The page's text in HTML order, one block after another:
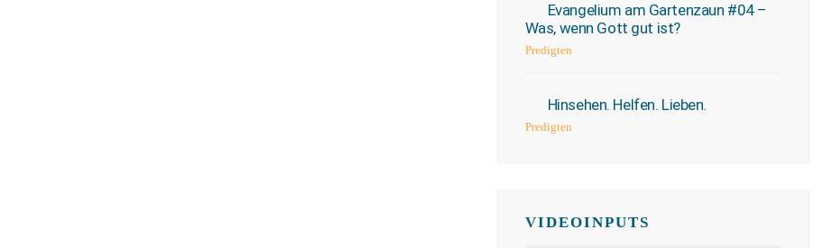
Evangelium am Gartenzaun #04 –
Was, wenn Gott gut ist?
Predigten
Hinsehen. Helfen. Lieben.
Predigten
VIDEOINPUTS